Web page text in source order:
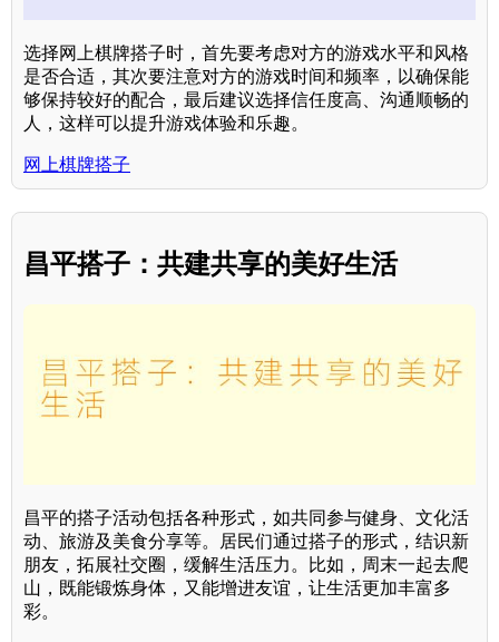
选择网上棋牌搭子时，首先要考虑对方的游戏水平和风格
是否合适，其次要注意对方的游戏时间和频率，以确保能
够保持较好的配合，最后建议选择信任度高、沟通顺畅的
人，这样可以提升游戏体验和乐趣。
网上棋牌搭子
昌平搭子：共建共享的美好生活
昌平的搭子活动包括各种形式，如共同参与健身、文化活
动、旅游及美食分享等。居民们通过搭子的形式，结识新
朋友，拓展社交圈，缓解生活压力。比如，周末一起去爬
山，既能锻炼身体，又能增进友谊，让生活更加丰富多
彩。